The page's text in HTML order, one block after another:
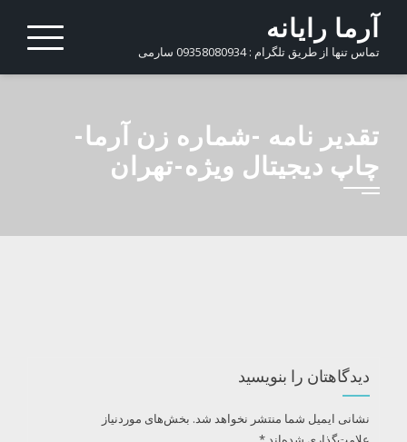
Skip
content
آرما رایانه
تماس تنها از طریق تلگرام : 09358080934 سارمی
تقدیر نامه -شماره زن آرما-
چاپ دیجیتال ویژه-تهران
دیدگاهتان را بنویسید
نشانی ایمیل شما منتشر نخواهد شد. بخش‌های موردنیاز